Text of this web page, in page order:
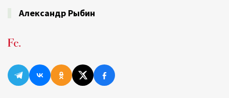
Александр Рыбин